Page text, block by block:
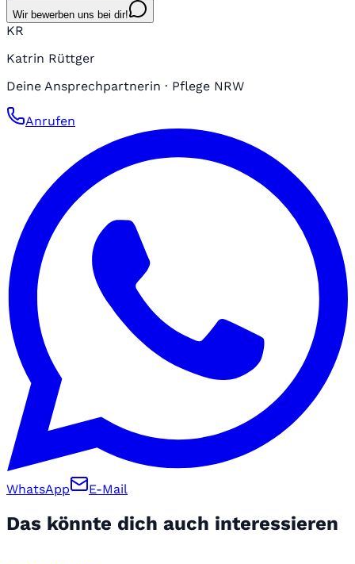
Wir bewerben uns bei dir!
KR
Katrin Rüttger
Deine Ansprechpartnerin · Pflege NRW
Anrufen
WhatsApp E-Mail
Das könnte dich auch interessieren